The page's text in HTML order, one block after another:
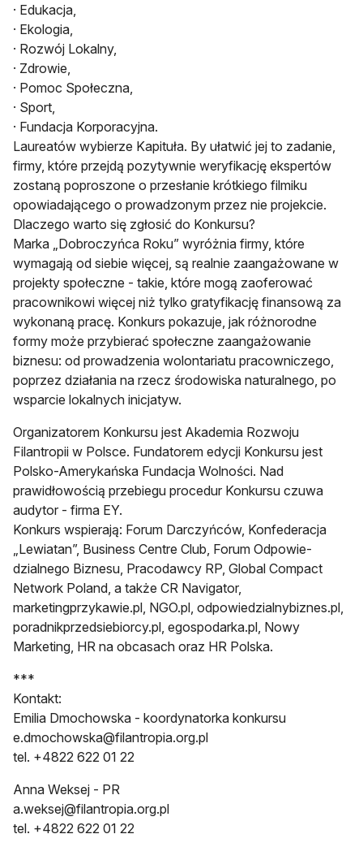
· Edukacja,
· Ekologia,
· Rozwój Lokalny,
· Zdrowie,
· Pomoc Społeczna,
· Sport,
· Fundacja Korporacyjna.
Laureatów wybierze Kapituła. By ułatwić jej to zadanie,
firmy, które przejdą pozytywnie weryfikację ekspertów
zostaną poproszone o przesłanie krótkiego filmiku
opowiadającego o prowadzonym przez nie projekcie.
Dlaczego warto się zgłosić do Konkursu?
Marka „Dobroczyńca Roku” wyróżnia firmy, które
wymagają od siebie więcej, są realnie zaangażowane w
projekty społeczne - takie, które mogą zaoferować
pracownikowi więcej niż tylko gratyfikację finansową za
wykonaną pracę. Konkurs pokazuje, jak różnorodne
formy może przybierać społeczne zaangażowanie
biznesu: od prowadzenia wolontariatu pracowniczego,
poprzez działania na rzecz środowiska naturalnego, po
wsparcie lokalnych inicjatyw.
Organizatorem Konkursu jest Akademia Rozwoju
Filantropii w Polsce. Fundatorem edycji Konkursu jest
Polsko-Amerykańska Fundacja Wolności. Nad
prawidłowością przebiegu procedur Konkursu czuwa
audytor - firma EY.
Konkurs wspierają: Forum Darczyńców, Konfederacja
„Lewiatan”, Business Centre Club, Forum Odpowie-
dzialnego Biznesu, Pracodawcy RP, Global Compact
Network Poland, a także CR Navigator,
marketingprzykawie.pl, NGO.pl, odpowiedzialnybiznes.pl,
poradnikprzedsiebiorcy.pl, egospodarka.pl, Nowy
Marketing, HR na obcasach oraz HR Polska.
***
Kontakt:
Emilia Dmochowska - koordynatorka konkursu
e.dmochowska@filantropia.org.pl
tel. +4822 622 01 22
Anna Weksej - PR
a.weksej@filantropia.org.pl
tel. +4822 622 01 22